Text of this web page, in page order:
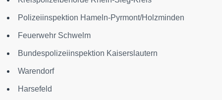
Polizeiinspektion Hameln-Pyrmont/Holzminden
Feuerwehr Schwelm
Bundespolizeiinspektion Kaiserslautern
Warendorf
Harsefeld